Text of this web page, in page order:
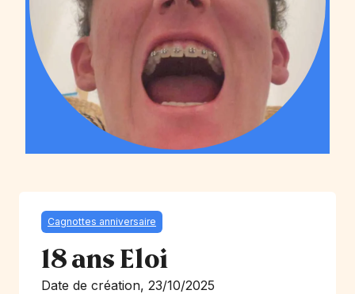
Cagnottes anniversaire
18 ans Eloi
Date de création, 23/10/2025